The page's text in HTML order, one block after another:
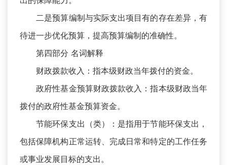
二是预算编制与实际支出项目有的存在差异，有
待进一步优化预算，提高预算编制的准确性。
第四部分 名词解释
财政拨款收入：指本级财政当年拨付的资金。
政府性基金预算财政拨款收入：指本级财政当年
拨付的政府性基金预算资金。
节能环保支出（类）：是指用于节能环保支出，
包括保障机构正常运转、完成日常和特定的工作任务
或事业发展目标的支出。